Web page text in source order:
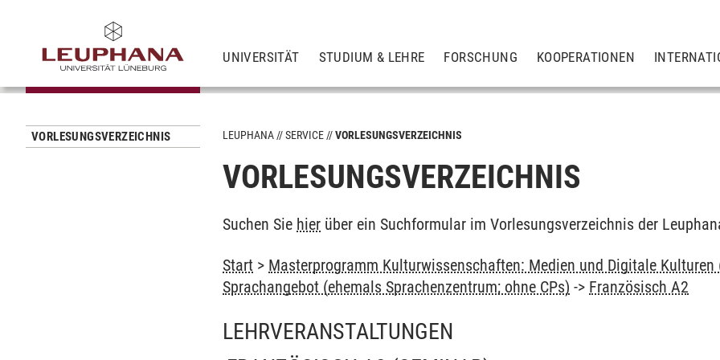
UNIVERSITÄT STUDIUM & LEHRE FORSCHUNG KOOPERATIONEN
VORLESUNGSVERZEICHNIS LEUPHANA SERVICE VORLESUNGSVERZEICHNIS
VORLESUNGSVERZEICHNIS
Suchen Sie hier über ein Suchformular im Vorlesungsverzeichnis der
Start > Masterprogramm Kulturwissenschaften: Medien und Digitale Kulturen
Sprachangebot (ehemals Sprachenzentrum; ohne CPs) -> Französisch A2
LEHRVERANSTALTUNGEN